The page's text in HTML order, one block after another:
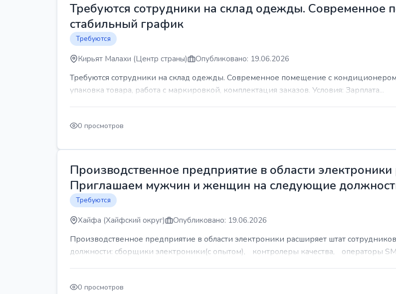
Требуются сотрудники на склад одежды. Современное
стабильный график
Требуются
Кирьят Малахи (Центр страны) Опубликовано: 19.06.2026
Требуются сотрудники на склад одежды. Современное помещение с
упаковка товара, работа с маркировкой, комплектация заказов. Условия: Зарплата...
0 просмотров
Производственное предприятие в области
Приглашаем мужчин и женщин на следующие
Требуются
Хайфа (Хайфский округ) Опубликовано: 19.06.2026
Производственное предприятие в области электроники расширяет штат
должности: сборщики электроники(с опытом), контролеры качества, операторы
0 просмотров